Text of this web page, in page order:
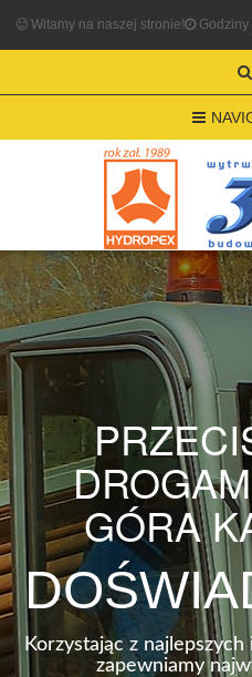
Witamy na naszej stronie! Godziny
GÓRA
Korzystając z
zapewniamy